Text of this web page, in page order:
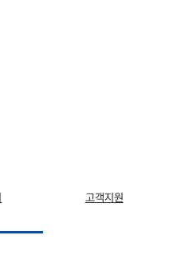
고객지원